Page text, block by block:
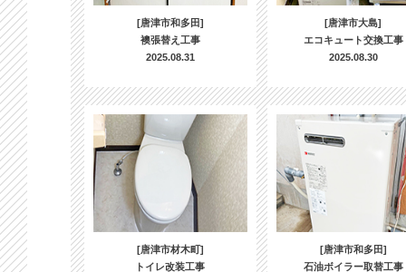
[唐津市和多田]
襖張替え工事
2025.08.31
[唐津市大島]
エコキュート交換工事
2025.08.30
[唐津市材木町]
トイレ改装工事
[唐津市和多田]
石油ボイラー取替工事